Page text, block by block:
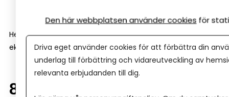
Helst ska de vara enkla att läsa även för den som inte är
ekonom.
8. Samarbete med
Den här webbplatsen använder cookies för
Driva eget använder cookies för att förbättra din
underlag till förbättring och vidareutveckling av
relevanta erbjudanden till dig.